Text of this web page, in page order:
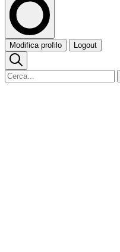
Modifica profilo Logout